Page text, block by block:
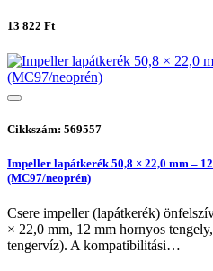
13 822 Ft
Cikkszám: 569557
Impeller lapátkerék 50,8 × 22,0 mm –
(MC97/neoprén)
Csere impeller (lapátkerék)
× 22,0 mm, 12 mm hornyos
tengervíz). A kompatibilitási…